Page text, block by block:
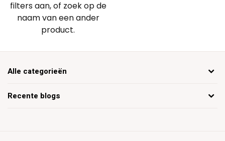
filters aan, of zoek op de
naam van een ander
product.
Recente blogs
Alle categorieën